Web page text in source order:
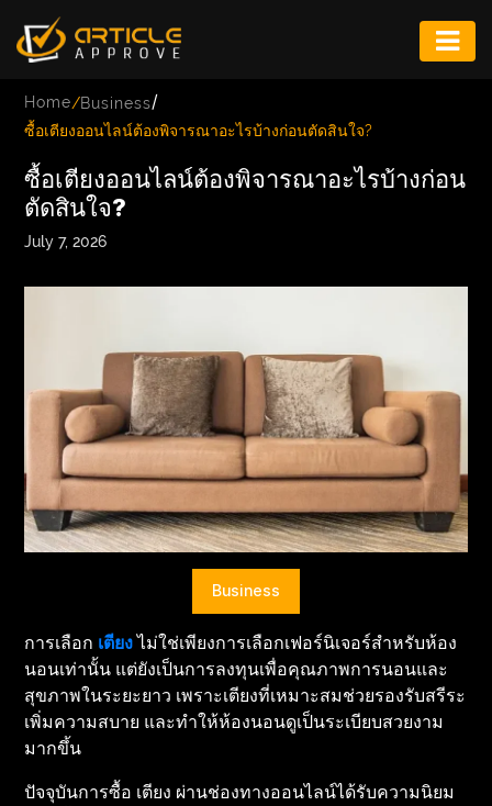
FASHION
FITNESS
GAME
TECH
LIFESTYLE
EDUCATION
VEGETARIANS
IMPORVEMENT
Home/Business/
ซื้อเตียงออนไลน์ต้องพิจารณาอะไรบ้างก่อนตัดสินใจ?
ซื้อเตียงออนไลน์ต้องพิจารณาอะไรบ้างก่อน
ตัดสินใจ?
July 7, 2026
Business
การเลือก เตียงไม่ใช่เพียงการเลือกเฟอร์นิเจอร์สำหรับห้อง
นอนเท่านั้น แต่ยังเป็นการลงทุนเพื่อคุณภาพการนอนและ
สุขภาพในระยะยาว เพราะเตียงที่เหมาะสมช่วยรองรับสรีระ
เพิ่มความสบาย และทำให้ห้องนอนดูเป็นระเบียบสวยงาม
มากขึ้น
ปัจจุบันการซื้อ เตียง ผ่านช่องทางออนไลน์ได้รับความนิยม